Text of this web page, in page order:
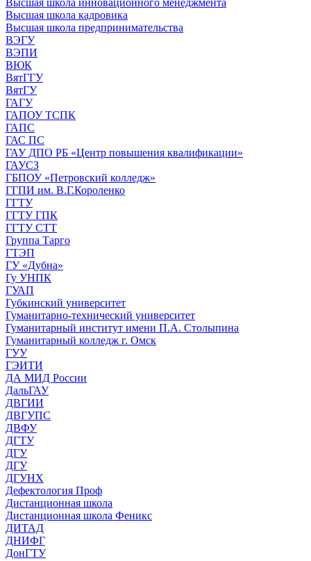
Высшая школа кадровика
Высшая школа предпринимательства
ВЭГУ
ВЭПИ
ВЮК
ВятГГУ
ВятГУ
ГАГУ
ГАПОУ ТСПК
ГАПС
ГАС ПС
ГАУ ДПО РБ «Центр повышения квалификации»
ГАУСЗ
ГБПОУ «Петровский колледж»
ГГПИ им. В.Г.Короленко
ГГТУ
ГГТУ ГПК
ГГТУ СТТ
Группа Тарго
ГТЭП
ГУ «Дубна»
Гу УНПК
ГУАП
Губкинский университет
Гуманитарно-технический университет
Гуманитарный институт имени П.А. Столыпина
Гуманитарный колледж г. Омск
ГУУ
ГЭИТИ
ДА МИД России
ДальГАУ
ДВГИИ
ДВГУПС
ДВФУ
ДГТУ
ДГУ
ДГУ
ДГУНХ
Дефектология Проф
Дистанционная школа
Дистанционная школа Феникс
ДИТАД
ДНИФГ
ДонГТУ